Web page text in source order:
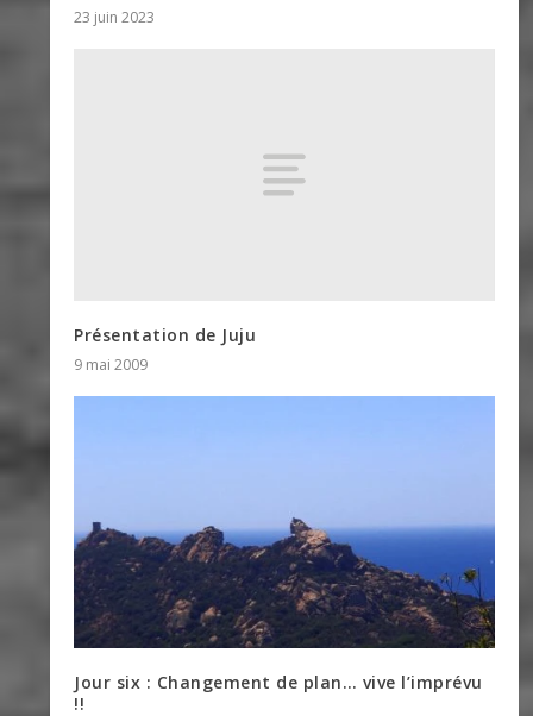
23 juin 2023
Présentation de Juju
9 mai 2009
Jour six : Changement de plan… vive l’imprévu
!!